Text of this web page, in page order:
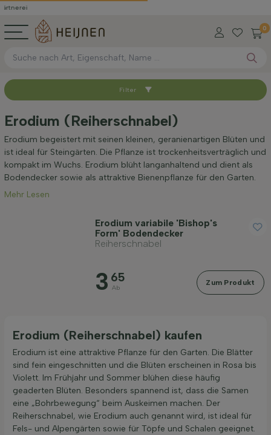
0
Sortieren nach
Verfügbar
Höhe bei Lieferung (cm)
Filter anwenden
Filter
Erodium (Reiherschnabel)
Erodium begeistert mit seinen kleinen, geranienartigen Blüten und
ist ideal für Steingärten. Die Pflanze ist trockenheitsverträglich und
kompakt im Wuchs. Erodium blüht langanhaltend und dient als
Bodendecker sowie als attraktive Bienenpflanze für den Garten.
Mehr Lesen
Erodium variabile 'Bishop's
Form' Bodendecker
Reiherschnabel
3 65
Ab
Zum Produkt
Erodium (Reiherschnabel) kaufen
Erodium ist eine attraktive Pflanze für den Garten. Die Blätter
sind fein eingeschnitten und die Blüten erscheinen in Rosa bis
Violett. Im Frühjahr und Sommer blühen diese häufig
geaderten Blüten. Besonders spannend ist, dass die Samen
eine „Bohrbewegung“ beim Auskeimen machen. Der
Reiherschnabel, wie Erodium auch genannt wird, ist ideal für
Fels- und Alpengärten sowie für Töpfe und Schalen geeignet.